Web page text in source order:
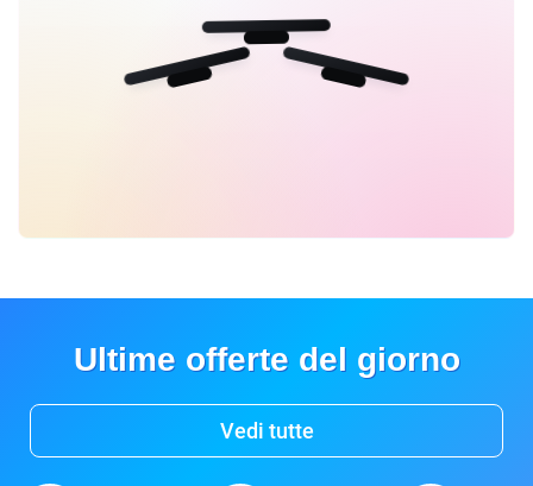
Ultime offerte del giorno
Vedi tutte